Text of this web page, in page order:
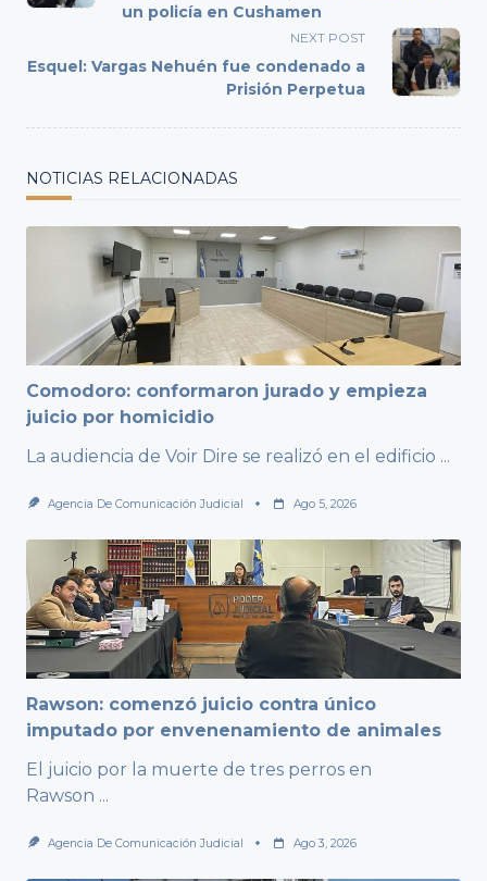
screen-
text">Page</span>
un policía en Cushamen
NEXT POST
Esquel: Vargas Nehuén fue condenado a
Prisión Perpetua
NOTICIAS RELACIONADAS
Comodoro: conformaron jurado y empieza
juicio por homicidio
La audiencia de Voir Dire se realizó en el edificio ...
Agencia De Comunicación Judicial Ago 5, 2026
Rawson: comenzó juicio contra único
imputado por envenenamiento de animales
El juicio por la muerte de tres perros en
Rawson ...
Agencia De Comunicación Judicial Ago 3, 2026